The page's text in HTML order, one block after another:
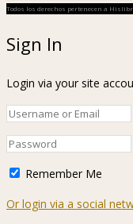
Todos los derechos pertenecen a
Sign In
Login via your site
Remember Me
Or login via a social